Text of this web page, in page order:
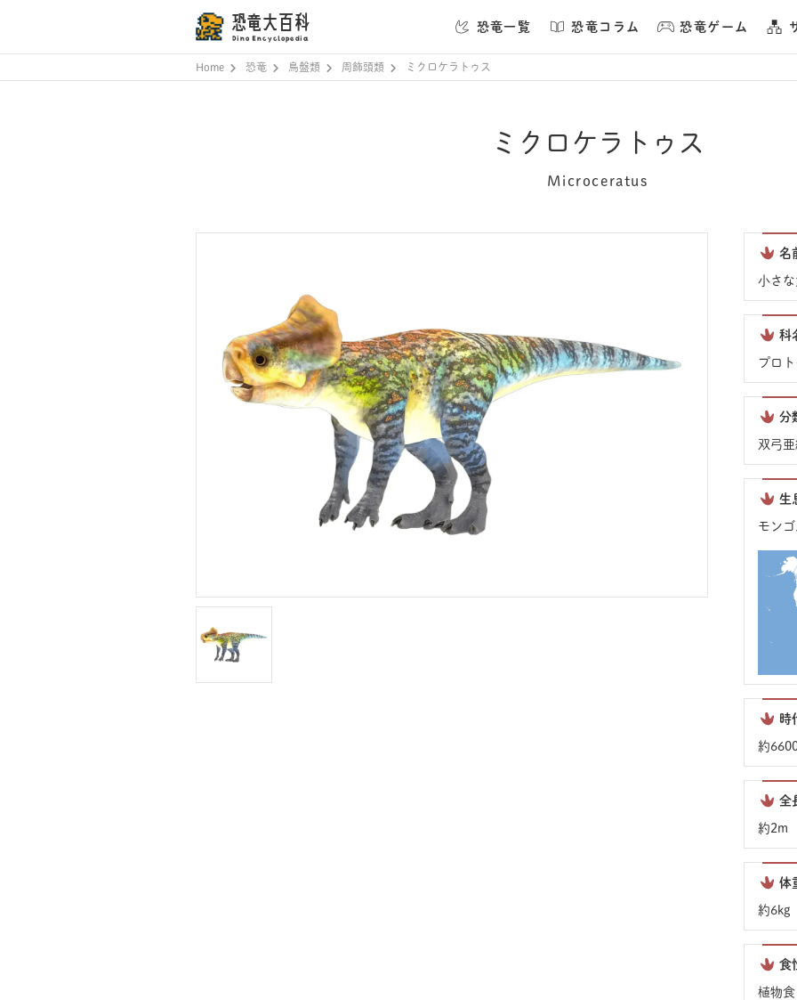
恐竜大百科
Dino Encyclopedia
恐竜一覧 恐竜コラム 恐竜ゲーム
Home 恐竜 鳥盤類 周飾頭類 ミクロケラトゥス
ミクロケラトゥス
Microceratus
名
小さ
科
プロ
分
双弓
生
モン
時
約
全
約2m
体
約6kg
食
植物食